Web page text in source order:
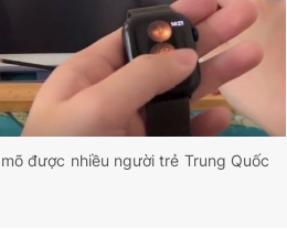
- BTTTT cấp ngày 24.3.2020
về Báo Thanh Niên. Cấm sao
không có sự chấp thuận bằng văn
JSC.
được nhiều người trẻ Trung Quốc